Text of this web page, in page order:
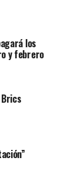
los
y febrero